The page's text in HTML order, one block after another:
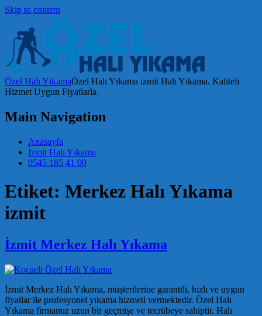
Skip to content
Özel Halı YıkamaÖzel Halı Yıkama izmit Halı Yıkama. Kaliteli
Hizmet Uygun Fiyatlarla.
Main Navigation
Anasayfa
İzmit Halı Yıkama
0545 185 41 00
Etiket: Merkez Halı Yıkama
izmit
İzmit Merkez Halı Yıkama
İzmit Merkez Halı Yıkama, müşterilerine garantili, hızlı ve uygun
fiyatlar ile profesyonel yıkama hizmeti vermektedir. Özel Halı
Yıkama firmamız uzun bir geçmişe ve tecrübeye sahiptir. Halı